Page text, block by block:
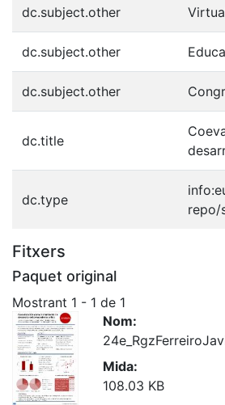
dc.subject.other
dc.subject.other
dc.subject.other
dc.title
dc.type
repo/
Fitxers
Paquet original
Mostrant 1 - 1 de 1
Nom:
Mida:
108.03 KB